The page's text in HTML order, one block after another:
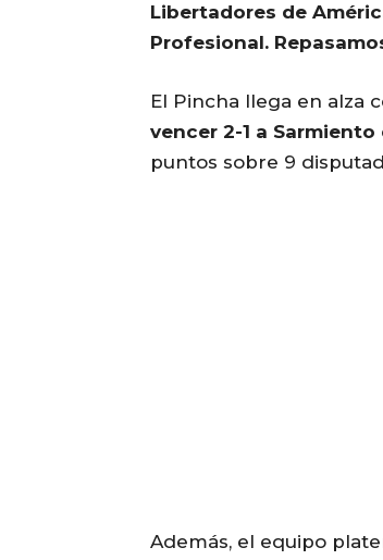
Libertadores de
Profesional.
El Pincha llega en alza
vencer 2-1 a Sarmiento
puntos sobre 9
Además, el equipo